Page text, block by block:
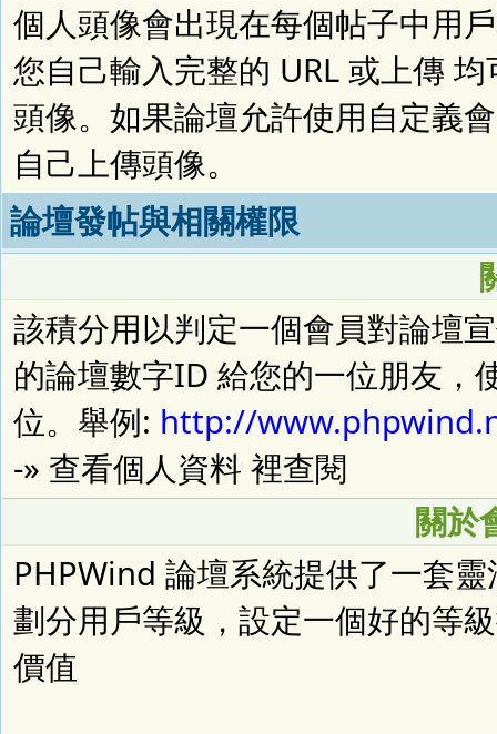
個人頭像會出現在每個帖子中用
您自己輸入完整的 URL 或上傳
頭像。如果論壇允許使用自定義
自己上傳頭像。
論壇發帖與相關權限
該積分用以判定一個會員對論壇
的論壇數字ID 給您的一位朋友，
位。舉例: http://
-» 查看個人資料 裡查閱
關於
PHPWind 論壇系統提供了一套
劃分用戶等級，設定一個好的等
價值